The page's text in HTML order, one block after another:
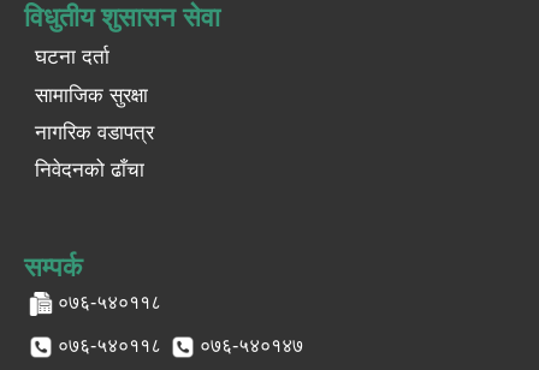
विधुतीय शुसासन सेवा
घटना दर्ता
सामाजिक सुरक्षा
नागरिक वडापत्र
निवेदनको ढाँचा
सम्पर्क
०७६-५४०११८
०७६-५४०११८ ०७६-५४०१४७